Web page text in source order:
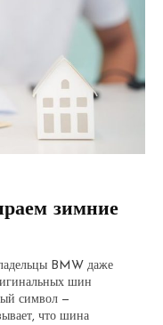
зимние
BMW даже
шин
символ —
что шина